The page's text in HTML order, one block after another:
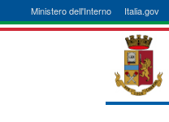
Ministero dell'Interno Italia.gov